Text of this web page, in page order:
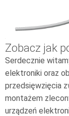
Zobacz jak
Serdecznie
elektroniki oraz
przedsięwzięcia
montażem
urządzeń